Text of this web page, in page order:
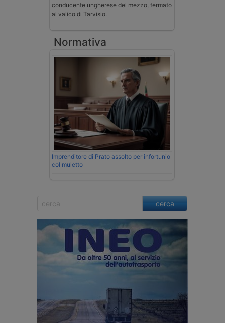
conducente ungherese del mezzo, fermato
al valico di Tarvisio.
Normativa
Imprenditore di Prato assolto per infortunio
col muletto
cerca